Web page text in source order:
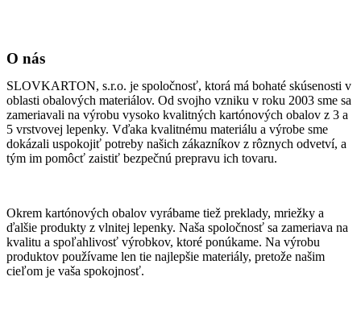
O nás
SLOVKARTON, s.r.o. je spoločnosť, ktorá má bohaté skúsenosti v
oblasti obalových materiálov. Od svojho vzniku v roku 2003 sme sa
zameriavali na výrobu vysoko kvalitných kartónových obalov z 3 a
5 vrstvovej lepenky. Vďaka kvalitnému materiálu a výrobe sme
dokázali uspokojiť potreby našich zákazníkov z rôznych odvetví, a
tým im pomôcť zaistiť bezpečnú prepravu ich tovaru.
Okrem kartónových obalov vyrábame tiež preklady, mriežky a
ďalšie produkty z vlnitej lepenky. Naša spoločnosť sa zameriava na
kvalitu a spoľahlivosť výrobkov, ktoré ponúkame. Na výrobu
produktov používame len tie najlepšie materiály, pretože našim
cieľom je vaša spokojnosť.